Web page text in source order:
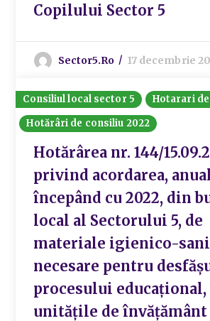
Copilului Sector 5
Sector5.ro 17 decembrie
Consiliul local sector 5
Hotarari
Hotărâri de consiliu 2022
Hotărârea nr. 144/
privind acordarea,
începând cu 2022, din
local al Sectorului 5, de
materiale igienico-
necesare pentru
procesului
unitățile de învățământ